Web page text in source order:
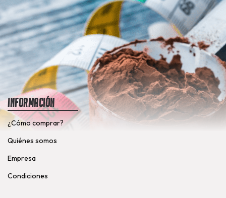
Información
¿Cómo comprar?
Quiénes somos
Empresa
Condiciones